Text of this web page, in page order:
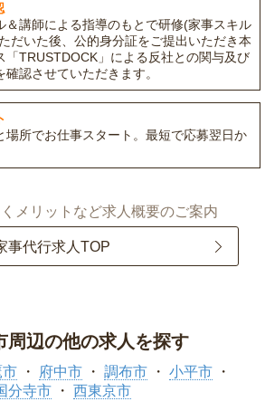
＆講師による指導のもとで研修(家事スキル
だいた後、公的身分証をご提出いただき本
「TRUSTDOCK」による反社との関与及び
認させていただきます。
場所でお仕事スタート。最短で応募翌日か
メリットなど求人概要のご案内
事代行求人TOP
周辺の他の求人を探す
市 府中市 調布市
小平市
分寺市
西東京市